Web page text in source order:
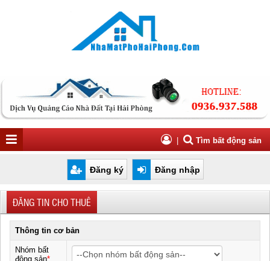
Tìm bất động sản
Đăng ký Đăng nhập
ĐĂNG TIN CHO THUÊ
Thông tin cơ bản
Nhóm bất
động sản*